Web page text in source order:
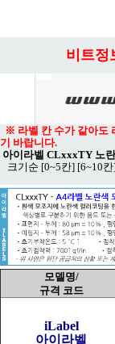
비트정
※ 라벨 칸 수가 같아도
기 바랍니다.
아이라벨 CLxxxTY 노
크기순 [0~5칸] [6~10
모델명/
규격 코드
iLabel
아이라벨